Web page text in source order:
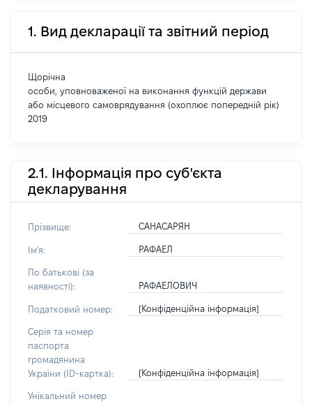
1. Вид декларації та звітний період
Щорічна
особи, уповноваженої на виконання функцій держави
або місцевого самоврядування (охоплює попередній рік)
2019
2.1. Інформація про суб'єкта
декларування
Прізвище: САНАСАРЯН
Ім'я: РАФАЕЛ
По батькові (за
наявності):
РАФАЕЛОВИЧ
Податковий номер: [Конфіденційна інформація]
Серія та номер
паспорта
громадянина
України (ID-картка):
[Конфіденційна інформація]
Унікальний номер